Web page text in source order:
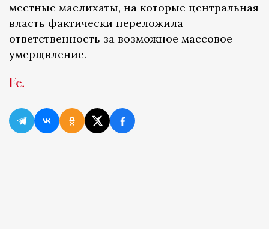
местные маслихаты, на которые центральная
власть фактически переложила
ответственность за возможное массовое
умерщвление.